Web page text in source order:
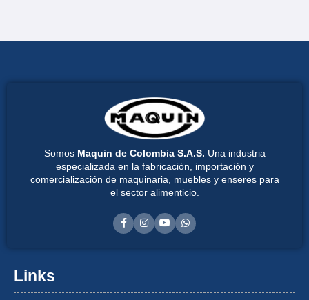
Somos Maquin de Colombia S.A.S. Una industria
especializada en la fabricación, importación y
comercialización de maquinaria, muebles y enseres para
el sector alimenticio.
Links